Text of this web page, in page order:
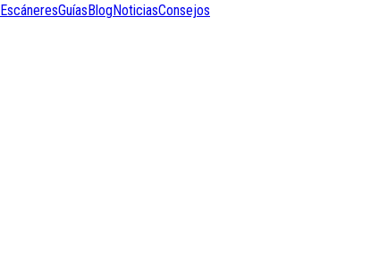
EscáneresGuíasBlogNoticiasConsejos